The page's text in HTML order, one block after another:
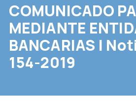
COMUNICADO
MEDIANTE
BANCARIAS |
154-2019